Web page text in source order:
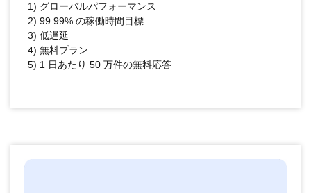
1) グローバルパフォーマンス
2) 99.99% の稼働時間目標
3) 低遅延
4) 無料プラン
5) 1 日あたり 50 万件の無料応答